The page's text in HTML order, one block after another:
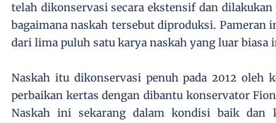
telah dikonservasi secara ekstensif dan
bagaimana naskah tersebut diproduksi.
dari lima puluh satu karya naskah yang luar biasa
Naskah itu dikonservasi penuh pada 2012 oleh
perbaikan kertas dengan dibantu konservator
Naskah ini sekarang dalam kondisi baik